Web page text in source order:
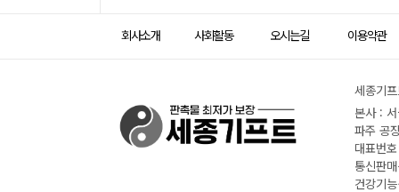
회사소개 사회활동 오시는길 이용약관
세종기
본사 :
파주 공
대표번
통신판
건강기